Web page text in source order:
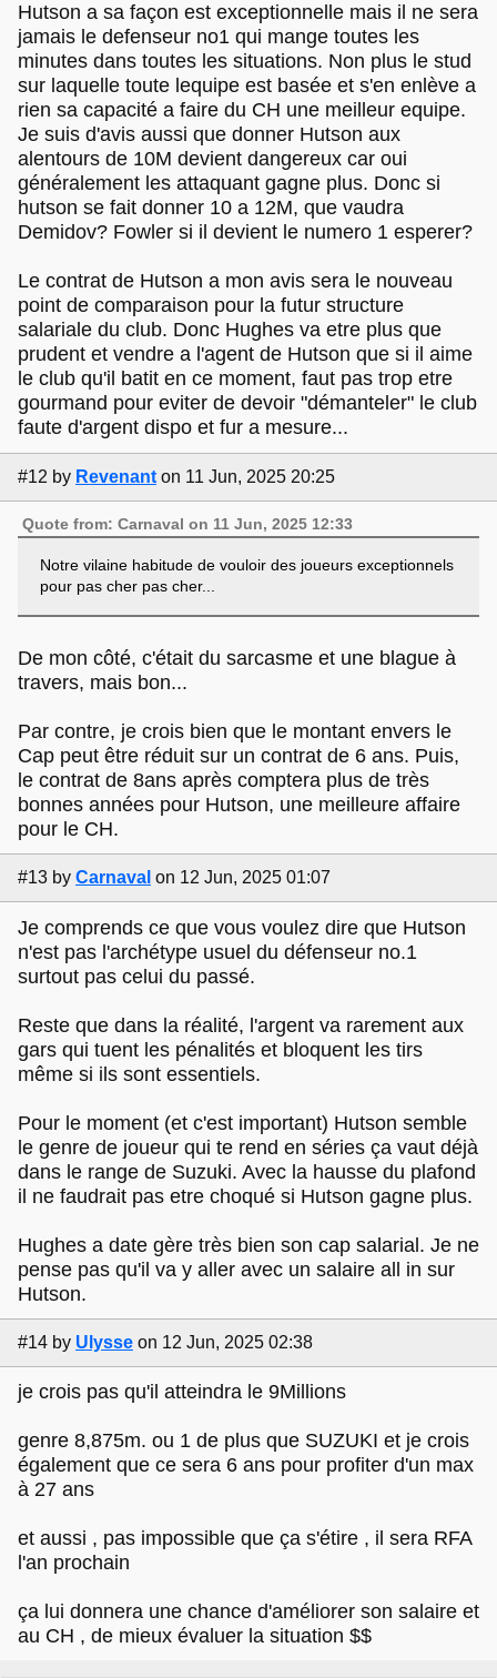
Hutson a sa façon est exceptionnelle mais il ne sera
jamais le defenseur no1 qui mange toutes les
minutes dans toutes les situations. Non plus le stud
sur laquelle toute lequipe est basée et s'en enlève a
rien sa capacité a faire du CH une meilleur equipe.
Je suis d'avis aussi que donner Hutson aux
alentours de 10M devient dangereux car oui
généralement les attaquant gagne plus. Donc si
hutson se fait donner 10 a 12M, que vaudra
Demidov? Fowler si il devient le numero 1 esperer?
Le contrat de Hutson a mon avis sera le nouveau
point de comparaison pour la futur structure
salariale du club. Donc Hughes va etre plus que
prudent et vendre a l'agent de Hutson que si il aime
le club qu'il batit en ce moment, faut pas trop etre
gourmand pour eviter de devoir "démanteler" le club
faute d'argent dispo et fur a mesure...
#12 by Revenant on 11 Jun, 2025 20:25
Quote from: Carnaval on 11 Jun, 2025 12:33
Notre vilaine habitude de vouloir des joueurs exceptionnels
pour pas cher pas cher...
De mon côté, c'était du sarcasme et une blague à
travers, mais bon...
Par contre, je crois bien que le montant envers le
Cap peut être réduit sur un contrat de 6 ans. Puis,
le contrat de 8ans après comptera plus de très
bonnes années pour Hutson, une meilleure affaire
pour le CH.
#13 by Carnaval on 12 Jun, 2025 01:07
Je comprends ce que vous voulez dire que Hutson
n'est pas l'archétype usuel du défenseur no.1
surtout pas celui du passé.
Reste que dans la réalité, l'argent va rarement aux
gars qui tuent les pénalités et bloquent les tirs
même si ils sont essentiels.
Pour le moment (et c'est important) Hutson semble
le genre de joueur qui te rend en séries ça vaut déjà
dans le range de Suzuki. Avec la hausse du plafond
il ne faudrait pas etre choqué si Hutson gagne plus.
Hughes a date gère très bien son cap salarial. Je ne
pense pas qu'il va y aller avec un salaire all in sur
Hutson.
#14 by Ulysse on 12 Jun, 2025 02:38
je crois pas qu'il atteindra le 9Millions
genre 8,875m. ou 1 de plus que SUZUKI et je crois
également que ce sera 6 ans pour profiter d'un max
à 27 ans
et aussi , pas impossible que ça s'étire , il sera RFA
l'an prochain
ça lui donnera une chance d'améliorer son salaire et
au CH , de mieux évaluer la situation $$